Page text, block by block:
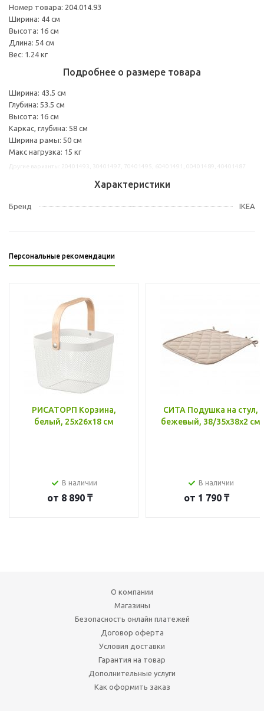
Номер товара: 204.014.93
Ширина: 44 см
Высота: 16 см
Длина: 54 см
Вес: 1.24 кг
Подробнее о размере товара
Ширина: 43.5 см
Глубина: 53.5 см
Высота: 16 см
Каркас, глубина: 58 см
Ширина рамы: 50 см
Макс нагрузка: 15 кг
Характеристики
Бренд IKEA
Персональные рекомендации
РИСАТОРП Корзина,
белый, 25x26x18 см
В наличии
от 8 890 ₸
СИТА Подушка на стул,
бежевый, 38/35x38x2 см
В наличии
от 1 790 ₸
О компании
Магазины
Безопасность онлайн платежей
Договор оферта
Условия доставки
Гарантия на товар
Дополнительные услуги
Как оформить заказ